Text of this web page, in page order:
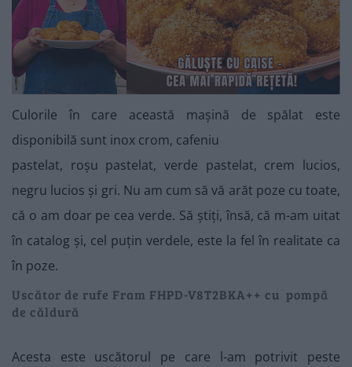
Culorile în care această mașină de spălat este
disponibilă sunt inox crom, cafeniu
pastelat, roșu pastelat, verde pastelat, crem lucios,
negru lucios și gri. Nu am cum să vă arăt poze cu toate,
că o am doar pe cea verde. Să știți, însă, că m-am uitat
în catalog și, cel puțin verdele, este la fel în realitate ca
în poze.
Uscător de rufe Fram FHPD-V8T2BKA++ cu pompă
de căldură
Acesta este uscătorul pe care l-am potrivit peste